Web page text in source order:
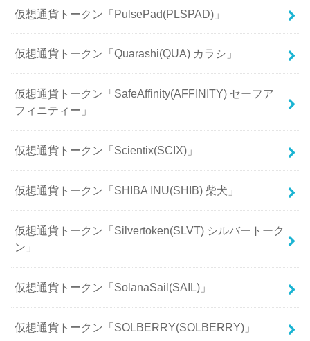
仮想通貨トークン「PulsePad(PLSPAD)」
仮想通貨トークン「Quarashi(QUA) カラシ」
仮想通貨トークン「SafeAffinity(AFFINITY) セーフア
フィニティー」
仮想通貨トークン「Scientix(SCIX)」
仮想通貨トークン「SHIBA INU(SHIB) 柴犬」
仮想通貨トークン「Silvertoken(SLVT) シルバートーク
ン」
仮想通貨トークン「SolanaSail(SAIL)」
仮想通貨トークン「SOLBERRY(SOLBERRY)」